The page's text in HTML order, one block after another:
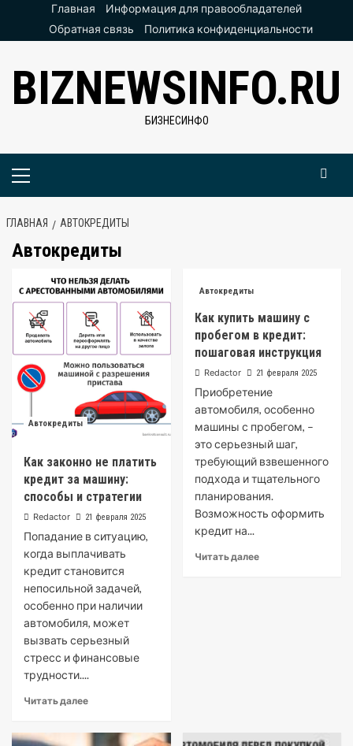
ПерейтиГлавная
Информация для правообладателей
Обратная связь
Политика конфиденциальности
BIZNEWSINFO.RU
БИЗНЕСИНФО
Основное
ГЛАВНАЯ АВТОКРЕДИТЫ
Автокредиты
Автокредиты
Как законно не платить
кредит за машину:
способы и стратегии
Redactor 21 февраля 2025
Попадание в ситуацию,
когда выплачивать
кредит становится
непосильной задачей,
особенно при наличии
автомобиля, может
вызвать серьезный
стресс и финансовые
трудности....
Читать далее
Автокредиты
Как купить машину с
пробегом в кредит:
пошаговая инструкция
Redactor 21 февраля 2025
Приобретение
автомобиля, особенно
машины с пробегом, –
это серьезный шаг,
требующий взвешенного
подхода и тщательного
планирования.
Возможность оформить
кредит на...
Читать далее